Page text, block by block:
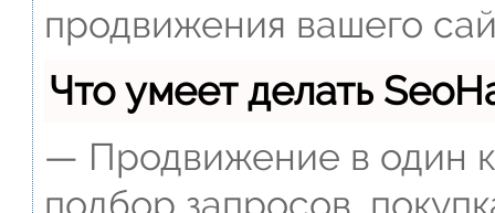
продвижения вашего
Что умеет делать
— Продвижение в один
подбор запросов,